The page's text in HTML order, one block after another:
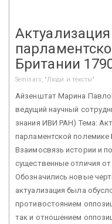
Британии
Seminars, "Люди и тексты"
Айзенштат Марина
ведущий научный
знания ИВИ РАН) Тема:
парламентской полемике
Взаимосвязь истории и
существенные отличия
Обозначились новые
актуализация была
противостоянием
так и отношением